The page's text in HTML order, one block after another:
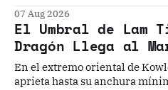
les plus chargées d'Asie. Cinq
géographie qui les a toutes
07 Aug 2026
El Umbral de Lam
Dragón Llega al
En el extremo oriental de
aprieta hasta su anchura